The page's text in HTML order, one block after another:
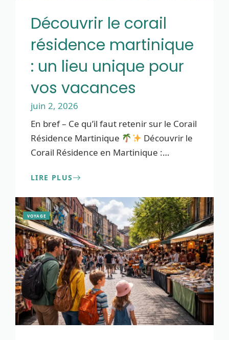
Découvrir le corail
résidence martinique
: un lieu unique pour
vos vacances
juin 2, 2026
En bref – Ce qu’il faut retenir sur le Corail
Résidence Martinique
Découvrir le
Corail Résidence en Martinique :…
LIRE PLUS
VOYAGE